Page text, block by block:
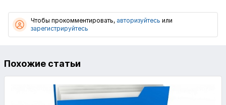
Чтобы прокомментировать, авторизуйтесь или
зарегистрируйтесь
Похожие статьи